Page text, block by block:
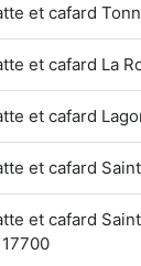
et cafard
et cafard La
et cafard
et cafard
et cafard